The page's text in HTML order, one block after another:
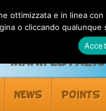
NEWS POINTS
ottimizzata e in linea
o cliccando